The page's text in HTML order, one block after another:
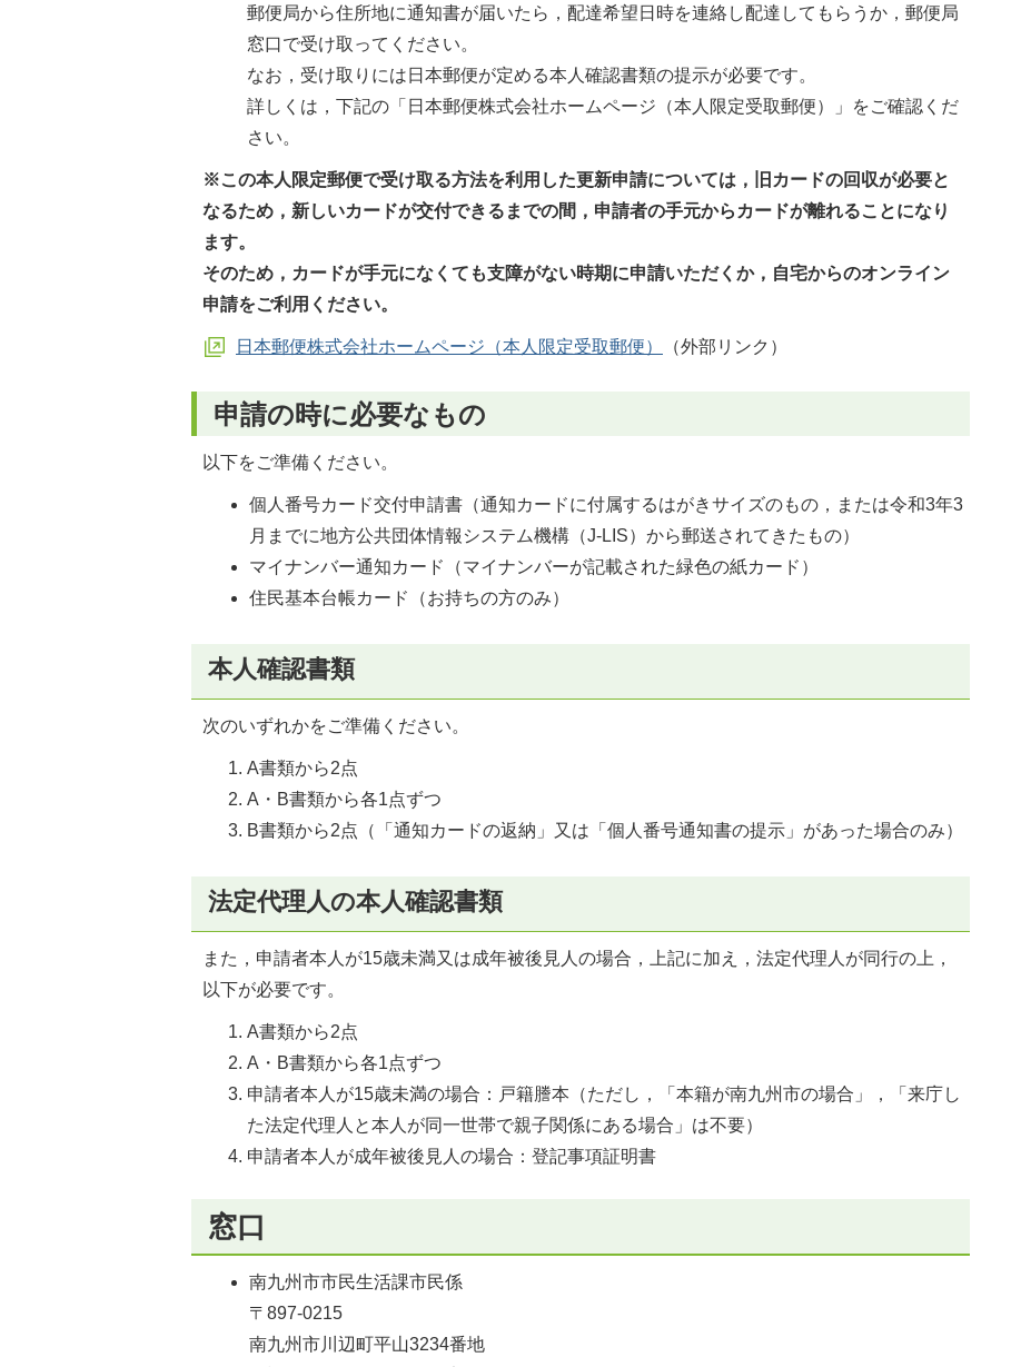
郵便局から住所地に通知書が届いたら，配達希望日時を連絡し配達してもらうか，郵便局
窓口で受け取ってください。
なお，受け取りには日本郵便が定める本人確認書類の提示が必要です。
詳しくは，下記の「日本郵便株式会社ホームページ（本人限定受取郵便）」をご確認くだ
さい。
※この本人限定郵便で受け取る方法を利用した更新申請については，旧カードの回収が必要と
なるため，新しいカードが交付できるまでの間，申請者の手元からカードが離れることになり
ます。
そのため，カードが手元になくても支障がない時期に申請いただくか，自宅からのオンライン
申請をご利用ください。
日本郵便株式会社ホームページ（本人限定受取郵便） （外部リンク）
申請の時に必要なもの
以下をご準備ください。
個人番号カード交付申請書（通知カードに付属するはがきサイズのもの，または令和3年3
月までに地方公共団体情報システム機構（J-LIS）から郵送されてきたもの）
マイナンバー通知カード（マイナンバーが記載された緑色の紙カード）
住民基本台帳カード（お持ちの方のみ）
本人確認書類
次のいずれかをご準備ください。
A書類から2点
A・B書類から各1点ずつ
B書類から2点（「通知カードの返納」又は「個人番号通知書の提示」があった場合のみ）
法定代理人の本人確認書類
また，申請者本人が15歳未満又は成年被後見人の場合，上記に加え，法定代理人が同行の上，
以下が必要です。
A書類から2点
A・B書類から各1点ずつ
申請者本人が15歳未満の場合：戸籍謄本（ただし，「本籍が南九州市の場合」，「来庁し
た法定代理人と本人が同一世帯で親子関係にある場合」は不要）
申請者本人が成年被後見人の場合：登記事項証明書
窓口
南九州市市民生活課市民係
〒897-0215
南九州市川辺町平山3234番地